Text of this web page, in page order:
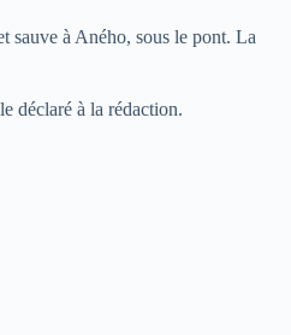
sauve à Aného, sous le pont. La
déclaré à la rédaction.